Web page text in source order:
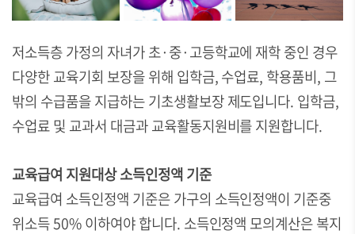
저소득층 가정의 자녀가 초·중·고등학교에 재학 중인 경우
다양한 교육기회 보장을 위해 입학금, 수업료, 학용품비, 그
밖의 수급품을 지급하는 기초생활보장 제도입니다. 입학금,
수업료 및 교과서 대금과 교육활동지원비를 지원합니다.
교육급여 지원대상 소득인정액 기준
교육급여 소득인정액 기준은 가구의 소득인정액이 기준중
위소득 50% 이하여야 합니다. 소득인정액 모의계산은 복지